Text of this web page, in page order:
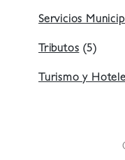
Servicios
Tributos(5)
Turismo y